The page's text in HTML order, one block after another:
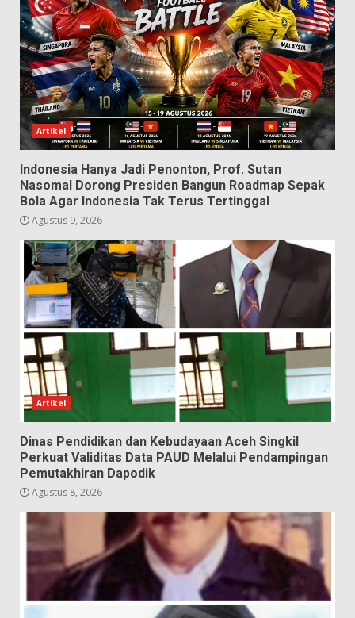
Artikel
Indonesia Hanya Jadi Penonton, Prof. Sutan
Nasomal Dorong Presiden Bangun Roadmap Sepak
Bola Agar Indonesia Tak Terus Tertinggal
Agustus 9, 2026
Artikel
Dinas Pendidikan dan Kebudayaan Aceh Singkil
Perkuat Validitas Data PAUD Melalui Pendampingan
Pemutakhiran Dapodik
Agustus 8, 2026